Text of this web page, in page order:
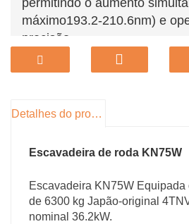
permitindo o aumento
máximo193.2-210.6nm) e
precisão.
(3) Interface humana-
Controladores de joystick
Sistema HVAC multi-zona
(4) Soluções de manutenção:
Cluster de serviço unificado
de lado único (motor/AC/
Detalhes do produto
Escavadeira de roda KN75W
Escavadeira KN75W Equipada
de 6300 kg Japão-original
nominal 36.2kW.